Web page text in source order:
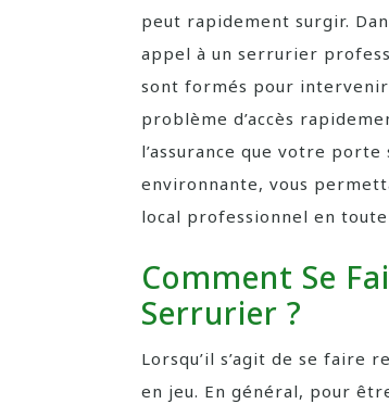
peut rapidement surgir.
appel à un serrurier
sont formés pour
problème d’accès
l’assurance que votre
environnante, vous
local professionnel en
Comment Se
Serrurier ?
Lorsqu’il s’agit de se
en jeu. En général, pour